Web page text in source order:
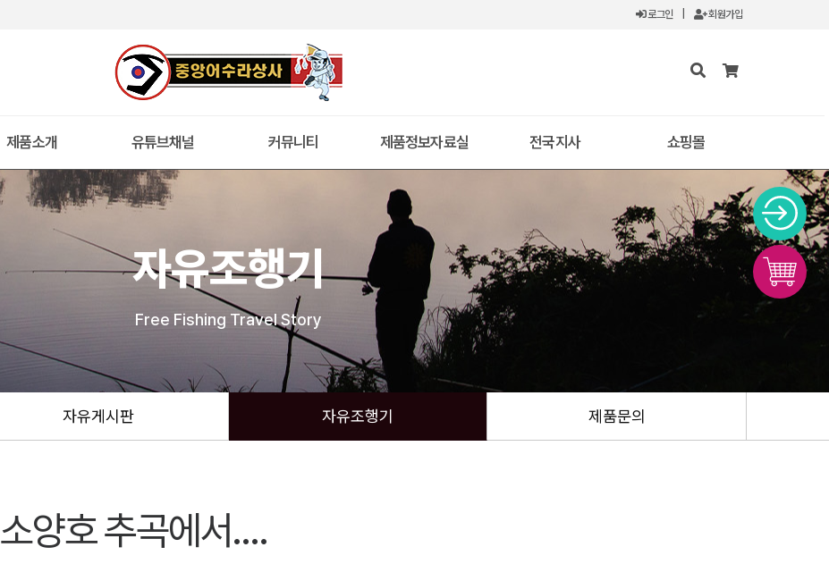
로그인 회원가입
제품소개 유튜브채널 커뮤니티 제품정보자료실 전국지사 쇼핑몰
자유조행기
Free Fishing Travel Story
자유게시판 자유조행기 제품문의
소양호 추곡에서....